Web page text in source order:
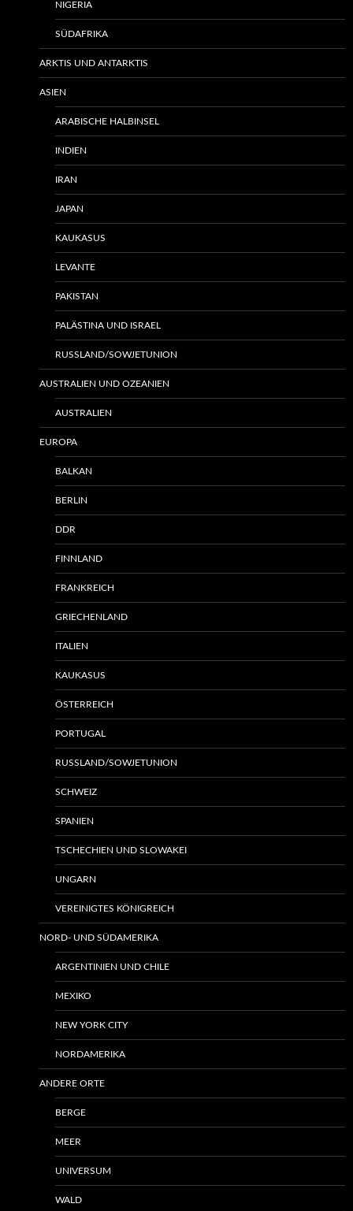
NIGERIA
SÜDAFRIKA
ARKTIS UND ANTARKTIS
ASIEN
ARABISCHE HALBINSEL
INDIEN
IRAN
JAPAN
KAUKASUS
LEVANTE
PAKISTAN
PALÄSTINA UND ISRAEL
RUSSLAND/SOWJETUNION
AUSTRALIEN UND OZEANIEN
AUSTRALIEN
EUROPA
BALKAN
BERLIN
DDR
FINNLAND
FRANKREICH
GRIECHENLAND
ITALIEN
KAUKASUS
ÖSTERREICH
PORTUGAL
RUSSLAND/SOWJETUNION
SCHWEIZ
SPANIEN
TSCHECHIEN UND SLOWAKEI
UNGARN
VEREINIGTES KÖNIGREICH
NORD- UND SÜDAMERIKA
ARGENTINIEN UND CHILE
MEXIKO
NEW YORK CITY
NORDAMERIKA
ANDERE ORTE
BERGE
MEER
UNIVERSUM
WALD